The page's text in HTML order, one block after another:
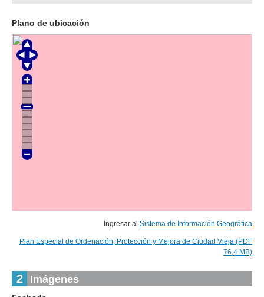
Plano de ubicación
Ingresar al Sistema de Información Geográfica
Plan Especial de Ordenación, Protección y Mejora de Ciudad Vieja (PDF
76,4 MB)
2 Imágenes